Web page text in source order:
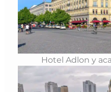
Hotel Adlon y